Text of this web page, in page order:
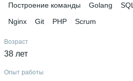
Построение команды Golang SQL
Nginx
Git PHP Scrum
Возраст
38 лет
Опыт работы